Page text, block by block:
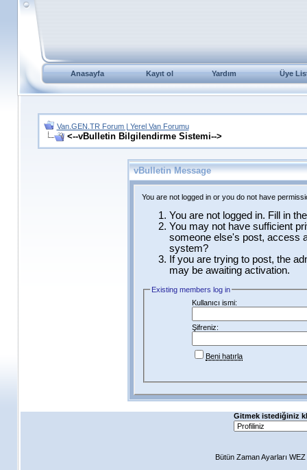
Anasayfa Kayıt ol Yardım Üye
Van.GEN.TR Forum | Yerel Van Forumu
<--vBulletin Bilgilendirme Sistemi-->
vBulletin Message
You are not logged in or you do not have
You are not logged in. Fill in
You may not have sufficient
someone else's post, access
system?
If you are trying to post, the
may be awaiting activation.
Existing members log in
Kullanıcı ismi:
Şifreniz:
Beni hatırla
Gitmek istediğiniz
Bütün Zaman Ayarları